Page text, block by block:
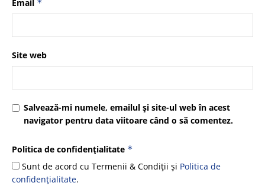
Email *
Site web
Salvează-mi numele, emailul și site-ul web în acest
navigator pentru data viitoare când o să comentez.
Politica de confidențialitate *
Sunt de acord cu Termenii & Condiții și Politica de
confidențialitate.